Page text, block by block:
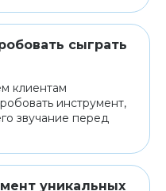
сыграть
клиентам
инструмент,
звучание перед
уникальных